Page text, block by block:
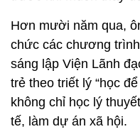
Hơn mười năm qua,
chức các chương
sáng lập Viện Lãnh
trẻ theo triết lý “học
không chỉ học lý
tế, làm dự án xã hội.